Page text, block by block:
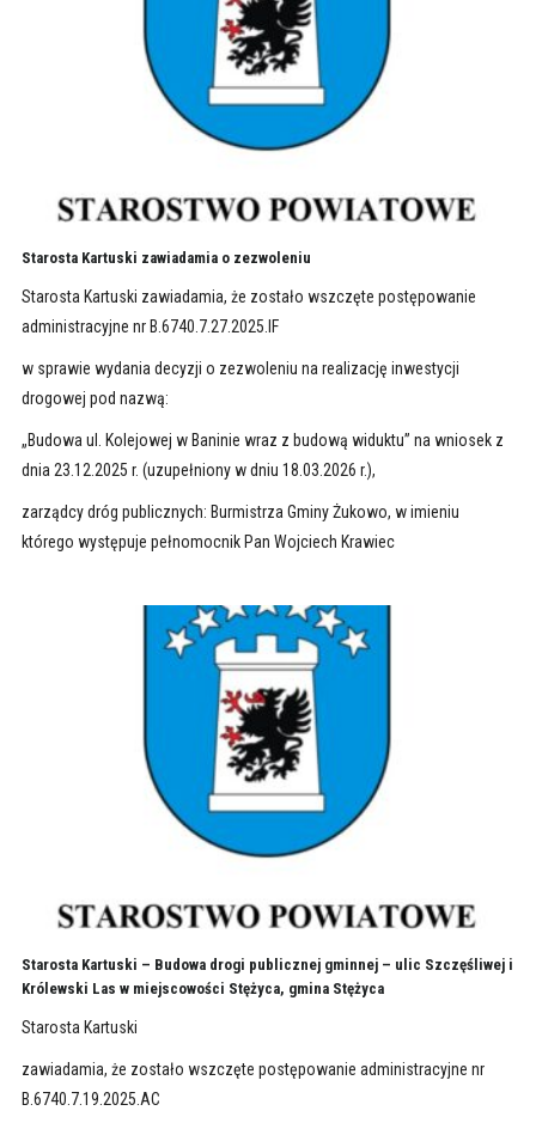
Starosta Kartuski zawiadamia o zezwoleniu
Starosta Kartuski zawiadamia, że zostało wszczęte postępowanie
administracyjne nr B.6740.7.27.2025.IF
w sprawie wydania decyzji o zezwoleniu na realizację inwestycji
drogowej pod nazwą:
„Budowa ul. Kolejowej w Baninie wraz z budową widuktu” na wniosek z
dnia 23.12.2025 r. (uzupełniony w dniu 18.03.2026 r.),
zarządcy dróg publicznych: Burmistrza Gminy Żukowo, w imieniu
którego występuje pełnomocnik Pan Wojciech Krawiec
Starosta Kartuski – Budowa drogi publicznej gminnej – ulic Szczęśliwej i
Królewski Las w miejscowości Stężyca, gmina Stężyca
Starosta Kartuski
zawiadamia, że zostało wszczęte postępowanie administracyjne nr
B.6740.7.19.2025.AC